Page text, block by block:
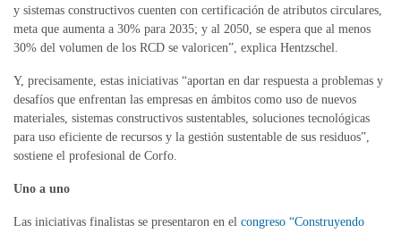
y sistemas constructivos cuenten con certificación de atributos circulares,
meta que aumenta a 30% para 2035; y al 2050, se espera que al menos
30% del volumen de los RCD se valoricen”, explica Hentzschel.
Y, precisamente, estas iniciativas “aportan en dar respuesta a problemas y
desafíos que enfrentan las empresas en ámbitos como uso de nuevos
materiales, sistemas constructivos sustentables, soluciones tecnológicas
para uso eficiente de recursos y la gestión sustentable de sus residuos”,
sostiene el profesional de Corfo.
Uno a uno
Las iniciativas finalistas se presentaron en el congreso “Construyendo